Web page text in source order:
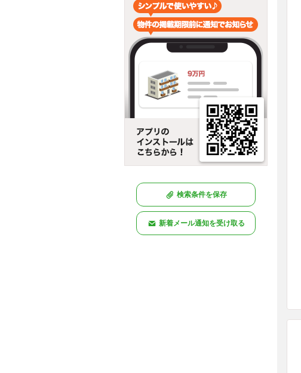
検索条件を保存
新着メール通知を受け取る